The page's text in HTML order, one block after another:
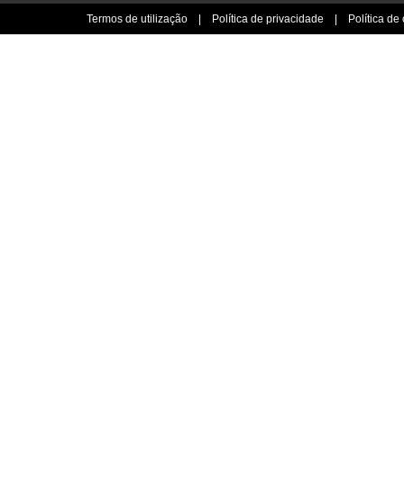
Termos de utilização| Política de privacidade Política de